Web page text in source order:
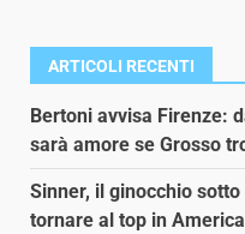
ARTICOLI RECENTI
Bertoni avvisa Firenze:
sarà amore se Grosso
Sinner, il ginocchio
tornare al top in America